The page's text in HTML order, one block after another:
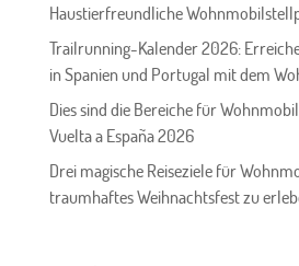
Haustierfreundliche
Trailrunning-Kalender 2026:
in Spanien und Portugal mit dem
Dies sind die Bereiche für
Vuelta a España 2026
Drei magische Reiseziele für
traumhaftes Weihnachtsfest zu